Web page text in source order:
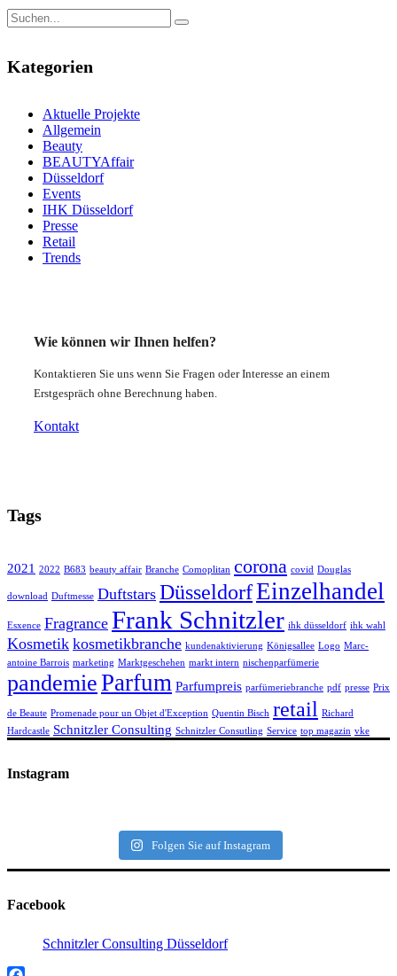
Kategorien
Aktuelle Projekte
Allgemein
Beauty
BEAUTYAffair
Düsseldorf
Events
IHK Düsseldorf
Presse
Retail
Trends
Wie können wir Ihnen helfen?
Kontaktieren Sie uns wenn Sie Fragen oder Interesse an einem
Erstgespräch ohne Berechnung haben.
Kontakt
Tags
2021 2022 B683 beauty affair Branche Comoplitan corona covid Douglas
download Duftmesse Duftstars DüsseldorfEinzelhandel
Esxence Fragrance Frank Schnitzler ihk düsseldorf ihk wahl
Kosmetik kosmetikbranche kundenaktivierung Königsallee Logo Marc-
antoine Barrois marketing Marktgeschehen markt intern nischenparfümerie
pandemieParfum Parfumpreis parfümeriebranche pdf presse Prix
de Beaute Promenade pour un Objet d'Exception Quentin Bisch retail Richard
Hardcastle Schnitzler Consulting Schnitzler Consutling Service top magazin vke
Instagram
Folgen Sie auf Instagram
Facebook
Schnitzler Consulting Düsseldorf